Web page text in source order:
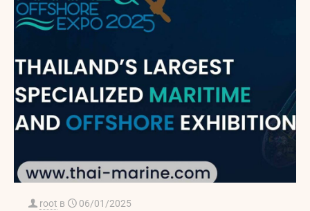
root в 06/01/2025